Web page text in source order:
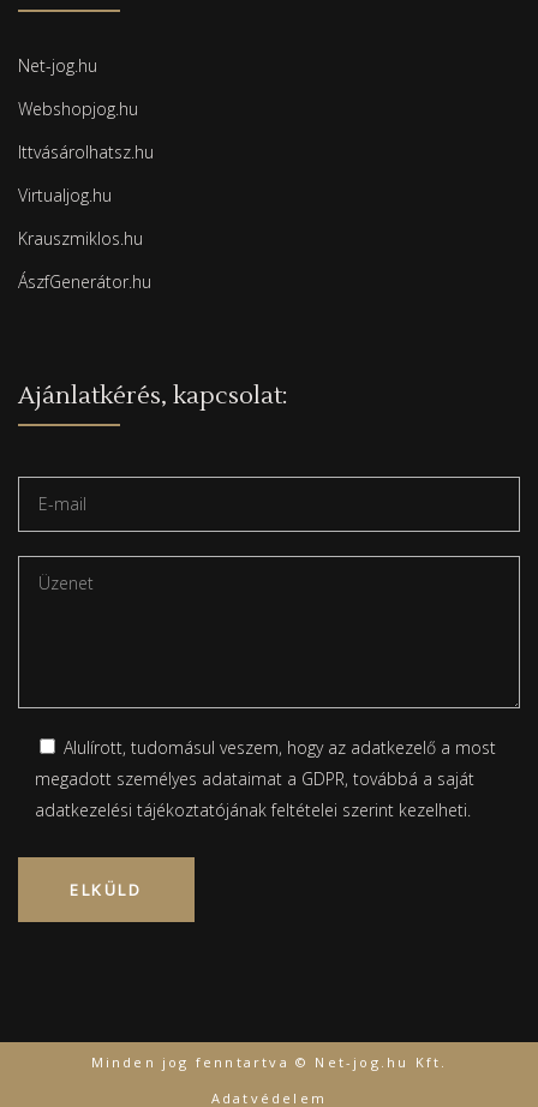
Net-jog.hu
Webshopjog.hu
Ittvásárolhatsz.hu
Virtualjog.hu
Krauszmiklos.hu
ÁszfGenerátor.hu
Ajánlatkérés, kapcsolat:
Alulírott, tudomásul veszem, hogy az adatkezelő a most
megadott személyes adataimat a GDPR, továbbá a saját
adatkezelési tájékoztatójánakfeltételei szerint kezelheti.
Minden jog fenntartva © Net-jog.hu Kft.
Adatvédelem